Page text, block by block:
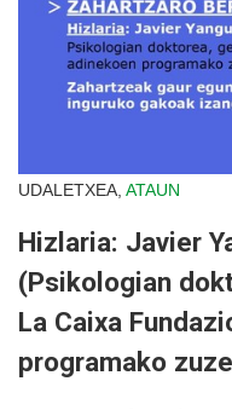
UDALETXEA, ATAUN
Hizlaria: Javier
(Psikologian
La Caixa
programako